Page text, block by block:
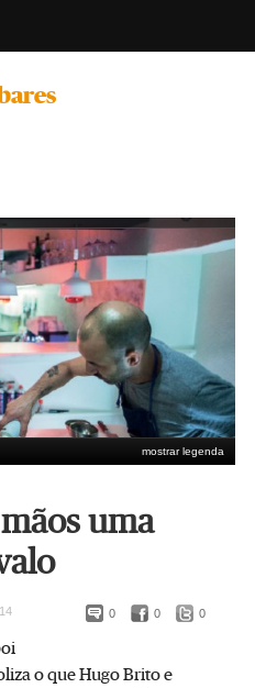
-
mostrar legenda
uma
0 0 0
o que Hugo Brito e